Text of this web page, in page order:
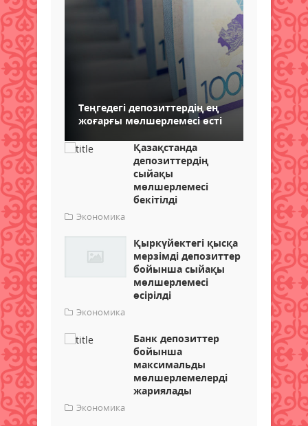
Теңгедегі депозиттердің ең
жоғарғы мөлшерлемесі өсті
Қазақстанда
депозиттердің
сыйақы
мөлшерлемесі
бекітілді
Экономика
Қыркүйектегі қысқа
мерзімді депозиттер
бойынша сыйақы
мөлшерлемесі
өсірілді
Экономика
Банк депозиттер
бойынша
максимальды
мөлшерлемелерді
жариялады
Экономика